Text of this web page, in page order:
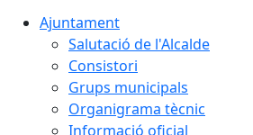
Ajuntament
Salutació de l'Alcalde
Consistori
Grups municipals
Organigrama tècnic
Informació oficial